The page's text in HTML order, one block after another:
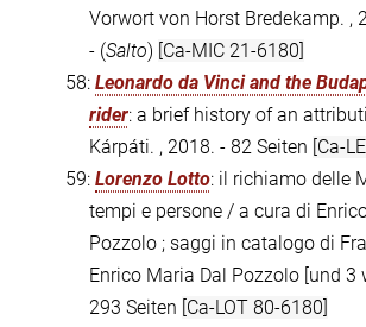
Vorwort von Horst Bredekamp. ,
- (Salto) [Ca-MIC 21-6180]
58: Leonardo da Vinci and the
rider: a brief history of an
Kárpáti. , 2018. - 82 Seiten [Ca-
59: Lorenzo Lotto: il richiamo delle
tempi e persone / a cura di
Pozzolo ; saggi in catalogo di
Enrico Maria Dal Pozzolo [und 3
293 Seiten [Ca-LOT 80-6180]